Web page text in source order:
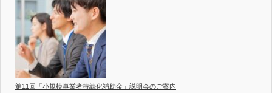
第11回「小規模事業者持続化補助金」説明会のご案内